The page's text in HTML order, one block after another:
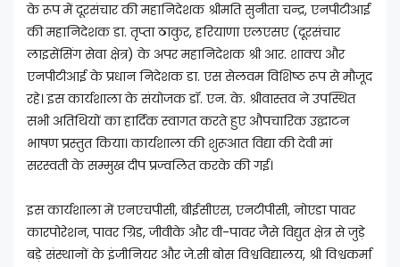
के रूप में दूरसंचार की महानिदेशक श्रीमति सुनीता चन्द्र, एनपीटीआई
की महानिदेशक डा. तृप्ता ठाकुर, हरियाणा एलएसए (दूरसंचार
लाइसेंसिंग सेवा क्षेत्र) के अपर महानिदेशक श्री आर. शाक्य और
एनपीटीआई के प्रधान निदेशक डा. एस सेलवम विशिष्ठ रूप से मौजूद
रहे। इस कार्यशाला के संयोजक डॉ. एन. के. श्रीवास्तव ने उपस्थित
सभी अतिथियों का हार्दिक स्वागत करते हुए औपचारिक उद्घाटन
भाषण प्रस्तुत किया। कार्यशाला की शुरूआत विद्या की देवी मां
सरस्वती के सम्मुख दीप प्रज्वलित करके की गई।
इस कार्यशाला में एनएचपीसी, बीईसीएस, एनटीपीसी, नोएडा पावर
कारपोरेशन, पावर ग्रिड, जीवीके और वी-पावर जैसे विद्युत क्षेत्र से जुड़े
बड़े संस्थानों के इंजीनियर और जे.सी बोस विश्वविद्यालय, श्री विश्वकर्मा